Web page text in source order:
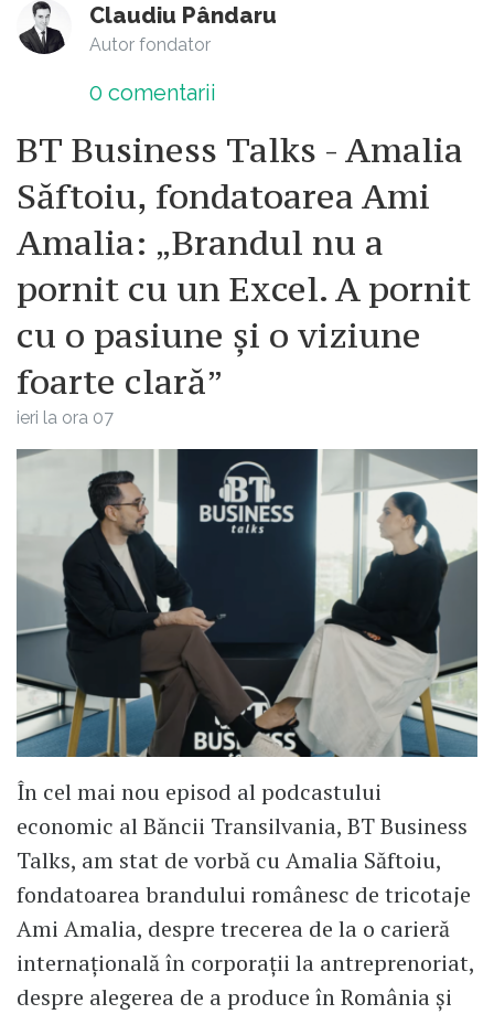
Claudiu Pândaru
Autor fondator
0 comentarii
BT Business Talks - Amalia
Săftoiu, fondatoarea Ami
Amalia: „Brandul nu a
pornit cu un Excel. A pornit
cu o pasiune și o viziune
foarte clară”
ieri la ora 07
În cel mai nou episod al podcastului
economic al Băncii Transilvania, BT Business
Talks, am stat de vorbă cu Amalia Săftoiu,
fondatoarea brandului românesc de tricotaje
Ami Amalia, despre trecerea de la o carieră
internațională în corporații la antreprenoriat,
despre alegerea de a produce în România și